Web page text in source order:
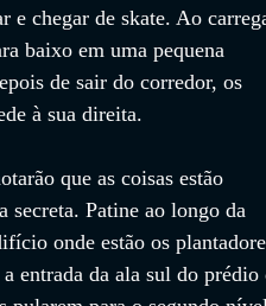
e chegar de skate. Ao
baixo em uma pequena
de sair do corredor, os
à sua direita.
que as coisas estão
secreta. Patine ao longo da
onde estão os
entrada da ala sul do